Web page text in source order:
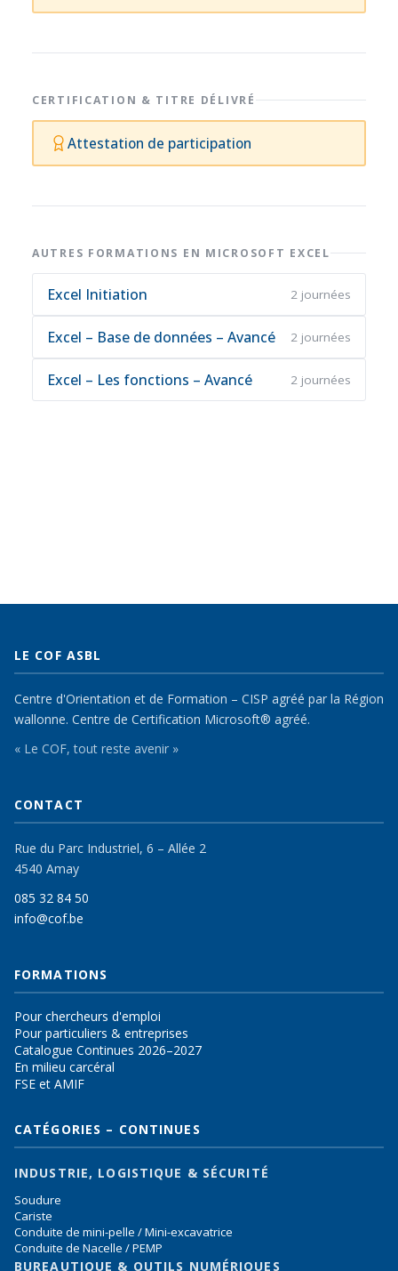
CERTIFICATION & TITRE DÉLIVRÉ
Attestation de participation
AUTRES FORMATIONS EN MICROSOFT EXCEL
Excel Initiation 2 journées
Excel – Base de données – Avancé 2 journées
Excel – Les fonctions – Avancé 2 journées
LE COF ASBL
Centre d'Orientation et de Formation – CISP agréé par la Région
wallonne. Centre de Certification Microsoft® agréé.
« Le COF, tout reste avenir »
CONTACT
Rue du Parc Industriel, 6 – Allée 2
4540 Amay
085 32 84 50
info@cof.be
FORMATIONS
Pour chercheurs d'emploi
Pour particuliers & entreprises
Catalogue Continues 2026–2027
En milieu carcéral
FSE et AMIF
CATÉGORIES – CONTINUES
INDUSTRIE, LOGISTIQUE & SÉCURITÉ
Soudure
Cariste
Conduite de mini-pelle / Mini-excavatrice
Conduite de Nacelle / PEMP
BUREAUTIQUE & OUTILS NUMÉRIQUES